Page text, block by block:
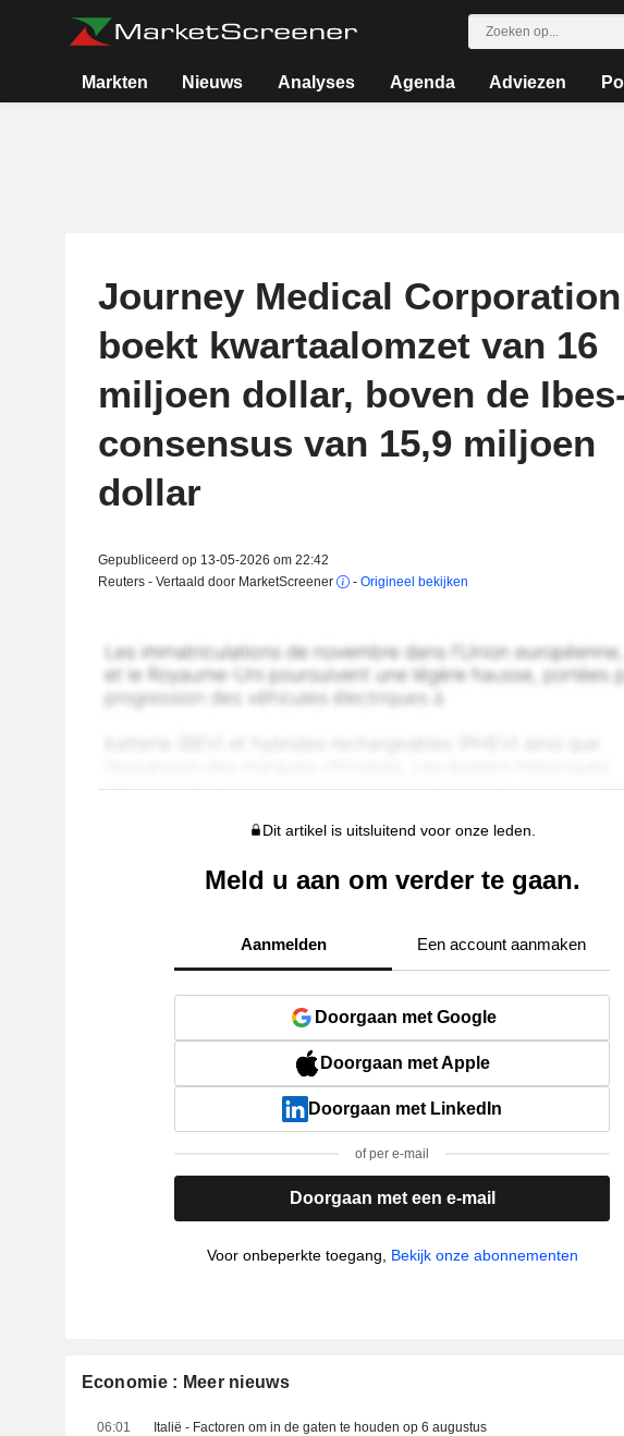
Markten Nieuws Analyses Agenda Adviezen
Journey Medical Corporation
boekt kwartaalomzet van 16
miljoen dollar, boven de
consensus van 15,9 miljoen
dollar
Gepubliceerd op 13-05-2026 om 22:42
Reuters - Vertaald door MarketScreener
- Origineel bekijken
Dit artikel is uitsluitend voor onze leden.
Meld u aan om verder te gaan.
Aanmelden Een account aanmaken
Doorgaan met Google
Doorgaan met Apple
Doorgaan met LinkedIn
of per e-mail
Doorgaan met een e-mail
Voor onbeperkte toegang, Bekijk onze abonnementen
Economie : Meer nieuws
06:01 Italië - Factoren om in de gaten te houden op 6 augustus